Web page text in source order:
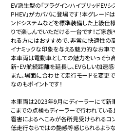
EV派生型の「プラグインハイブリッドEVシ
PHEV」がカババに登場です！本グレー
ンドシステムなどを標準装備した上級仕
りで楽しんでいただける一台です！ご家
れる方にはおすすめで、非常に快適性の
イナミックな印象を与える魅力的なお車で
本車両は電動車としての魅力をいっそう
新・EV航続距離を延長し、EVらしい加速
また、場面に合わせて走行モードを変更
なのもポイントです！
本車両は2023年9月にディーラーにて新
こまでの点検もディーラーで行われてい
雹害によるへこみが各所見受けられるコ
低走行ならではの艶感等感じられるよう